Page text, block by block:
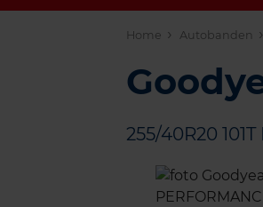
Home Autobanden
255/40R20